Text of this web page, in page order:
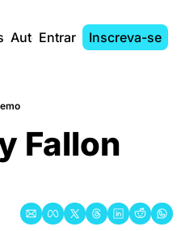
AutoresEntrar Inscreva-se
Fallon